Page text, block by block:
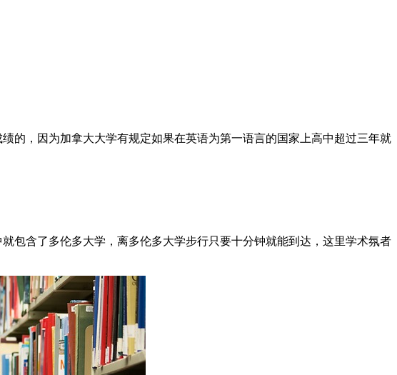
的，因为加拿大大学有规定如果在英语为第一语言的国家上高中超过三年就
包含了多伦多大学，离多伦多大学步行只要十分钟就能到达，这里学术氛者